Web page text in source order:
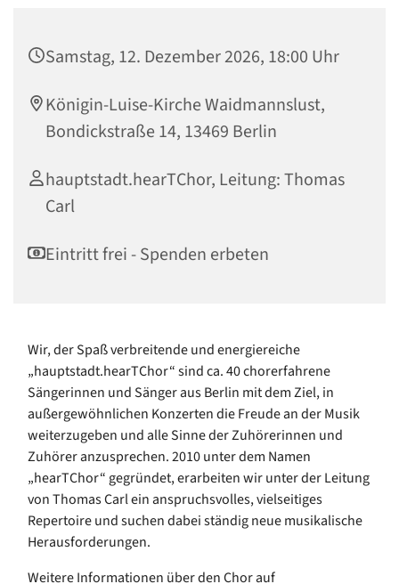
Samstag, 12. Dezember 2026, 18:00 Uhr
Königin-Luise-Kirche Waidmannslust,
Bondickstraße 14, 13469 Berlin
hauptstadt.hearTChor, Leitung: Thomas
Carl
Eintritt frei - Spenden erbeten
Wir, der Spaß verbreitende und energiereiche
„hauptstadt.hearTChor“ sind ca. 40 chorerfahrene
Sängerinnen und Sänger aus Berlin mit dem Ziel, in
außergewöhnlichen Konzerten die Freude an der Musik
weiterzugeben und alle Sinne der Zuhörerinnen und
Zuhörer anzusprechen. 2010 unter dem Namen
„hearTChor“ gegründet, erarbeiten wir unter der Leitung
von Thomas Carl ein anspruchsvolles, vielseitiges
Repertoire und suchen dabei ständig neue musikalische
Herausforderungen.
Weitere Informationen über den Chor auf